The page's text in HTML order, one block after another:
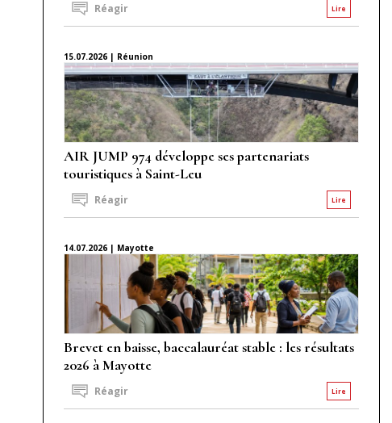
Lire
Réagir
15.07.2026 | Réunion
AIR JUMP 974 développe ses partenariats
touristiques à Saint-Leu
Lire
Réagir
14.07.2026 | Mayotte
Brevet en baisse, baccalauréat stable : les résultats
2026 à Mayotte
Lire
Réagir